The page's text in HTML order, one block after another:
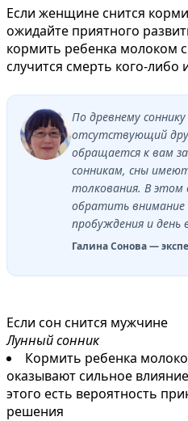
Если женщине снится
ожидайте приятного
кормить ребенка молоком
случится смерть кого-либо
По древнему
отсутствующий
обращается к вам
сонникам, сны
толкования. В этом
обратить внимание
пробуждения и день
Галина Сонова —
Если сон снится мужчине
Лунный сонник
Кормить ребенка
оказывают сильное
этого есть вероятность
решения